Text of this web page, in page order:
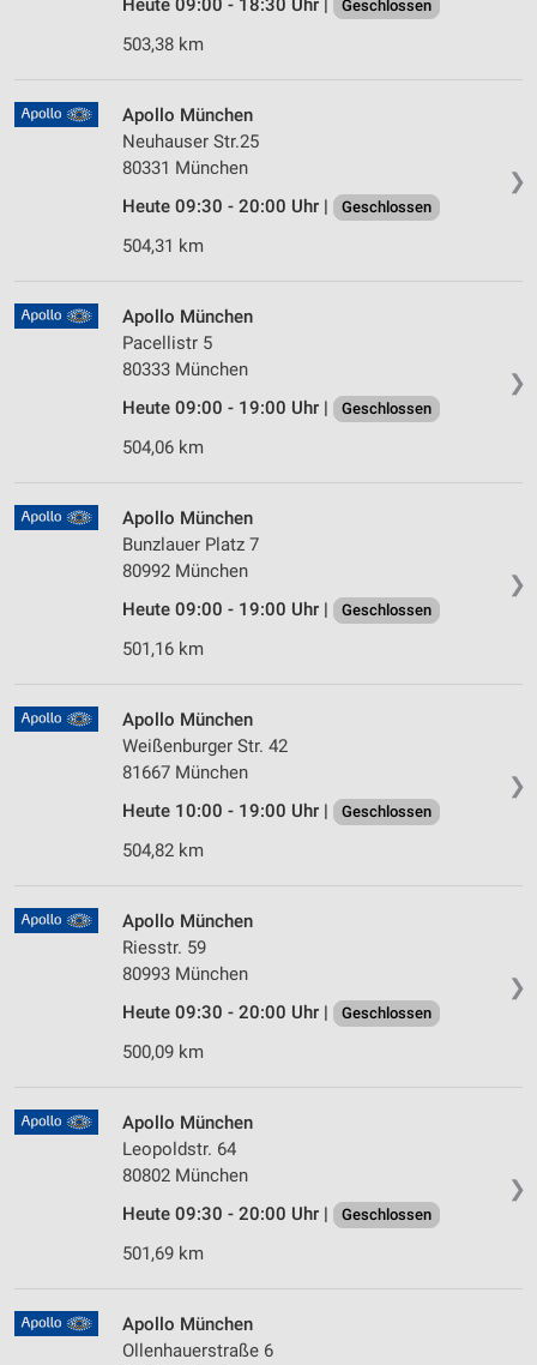
Heute 09:00 - 18:30 Uhr | Geschlossen
503,38 km
❯
Apollo München
Neuhauser Str.25
80331 München
Heute 09:30 - 20:00 Uhr |
Geschlossen
504,31 km
❯
Apollo München
Pacellistr 5
80333 München
Heute 09:00 - 19:00 Uhr |
Geschlossen
504,06 km
❯
Apollo München
Bunzlauer Platz 7
80992 München
Heute 09:00 - 19:00 Uhr |
Geschlossen
501,16 km
❯
Apollo München
Weißenburger Str. 42
81667 München
Heute 10:00 - 19:00 Uhr |
Geschlossen
504,82 km
❯
Apollo München
Riesstr. 59
80993 München
Heute 09:30 - 20:00 Uhr |
Geschlossen
500,09 km
❯
Apollo München
Leopoldstr. 64
80802 München
Heute 09:30 - 20:00 Uhr |
Geschlossen
501,69 km
Apollo München
Ollenhauerstraße 6